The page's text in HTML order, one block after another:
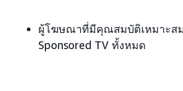
ผู้โฆษณาที่มีคุณสมบัติเหมาะส
Sponsored TV ทั้งหมด